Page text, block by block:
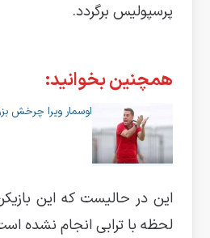
پرسپولیس برگردد.
همچنین بخوانید:
اوسمار ویرا چرخش
این در حالیست که این
لحظه با ترابی انجام نشده